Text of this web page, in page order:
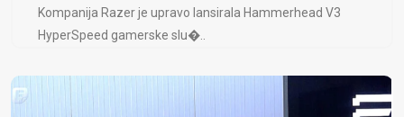
Kompanija Razer je upravo lansirala Hammerhead V3
HyperSpeed ​​gamerske slu�..